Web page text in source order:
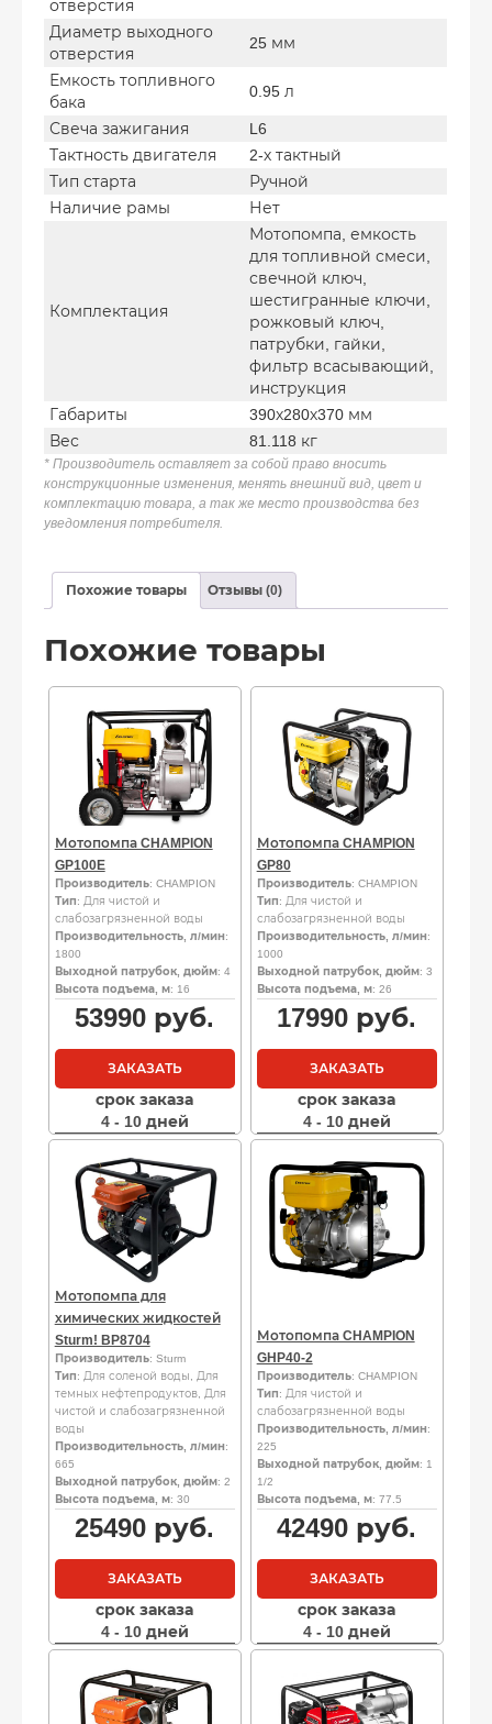
отверстия
Диаметр выходного
отверстия
25 мм
Емкость топливного
бака
0.95 л
Свеча зажигания
L6
Тактность двигателя
2-х тактный
Тип старта
Ручной
Наличие рамы
Нет
Комплектация
Мотопомпа, емкость
для топливной смеси,
свечной ключ,
шестигранные ключи,
рожковый ключ,
патрубки, гайки,
фильтр всасывающий,
инструкция
Габариты
390х280х370 мм
Вес
81.118 кг
* Производитель оставляет за собой право вносить
конструкционные изменения, менять внешний вид, цвет и
комплектацию товара, а так же место производства без
уведомления потребителя.
Похожие товары Отзывы (0)
Похожие товары
Мотопомпа CHAMPION
GP100E
Производитель: CHAMPION
Тип: Для чистой и
слабозагрязненной воды
Производительность, л/мин:
1800
Выходной патрубок, дюйм: 4
Высота подъема, м: 16
53990 руб.
ЗАКАЗАТЬ
срок заказа
4 - 10 дней
Мотопомпа CHAMPION
GP80
Производитель: CHAMPION
Тип: Для чистой и
слабозагрязненной воды
Производительность, л/мин:
1000
Выходной патрубок, дюйм: 3
Высота подъема, м: 26
17990 руб.
ЗАКАЗАТЬ
срок заказа
4 - 10 дней
Мотопомпа для
химических жидкостей
Sturm! BP8704
Производитель: Sturm
Тип: Для соленой воды, Для
темных нефтепродуктов, Для
чистой и слабозагрязненной
воды
Производительность, л/мин:
665
Выходной патрубок, дюйм: 2
Высота подъема, м: 30
25490 руб.
ЗАКАЗАТЬ
срок заказа
4 - 10 дней
Мотопомпа CHAMPION
GHP40-2
Производитель: CHAMPION
Тип: Для чистой и
слабозагрязненной воды
Производительность, л/мин:
225
Выходной патрубок, дюйм: 1
1/2
Высота подъема, м: 77.5
42490 руб.
ЗАКАЗАТЬ
срок заказа
4 - 10 дней